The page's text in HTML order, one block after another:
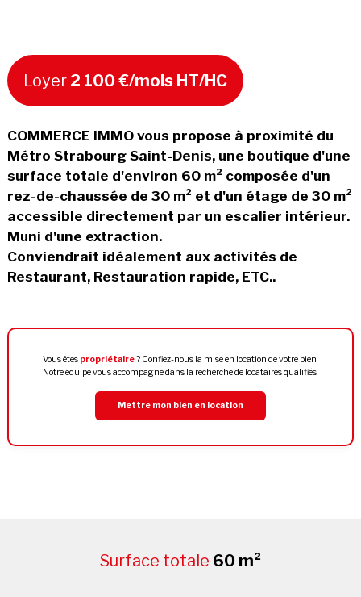
Loyer 2 100 €/mois HT/HC
COMMERCE IMMO vous propose à proximité du
Métro Strabourg Saint-Denis, une boutique d'une
surface totale d'environ 60 m² composée d'un
rez-de-chaussée de 30 m² et d'un étage de 30 m²
accessible directement par un escalier intérieur.
Muni d'une extraction.
Conviendrait idéalement aux activités de
Restaurant, Restauration rapide, ETC..
Vous êtes propriétaire? Confiez-nous la mise en location de votre bien.
Notre équipe vous accompagne dans la recherche de locataires qualifiés.
Mettre mon bien en location
Surface totale 60 m²